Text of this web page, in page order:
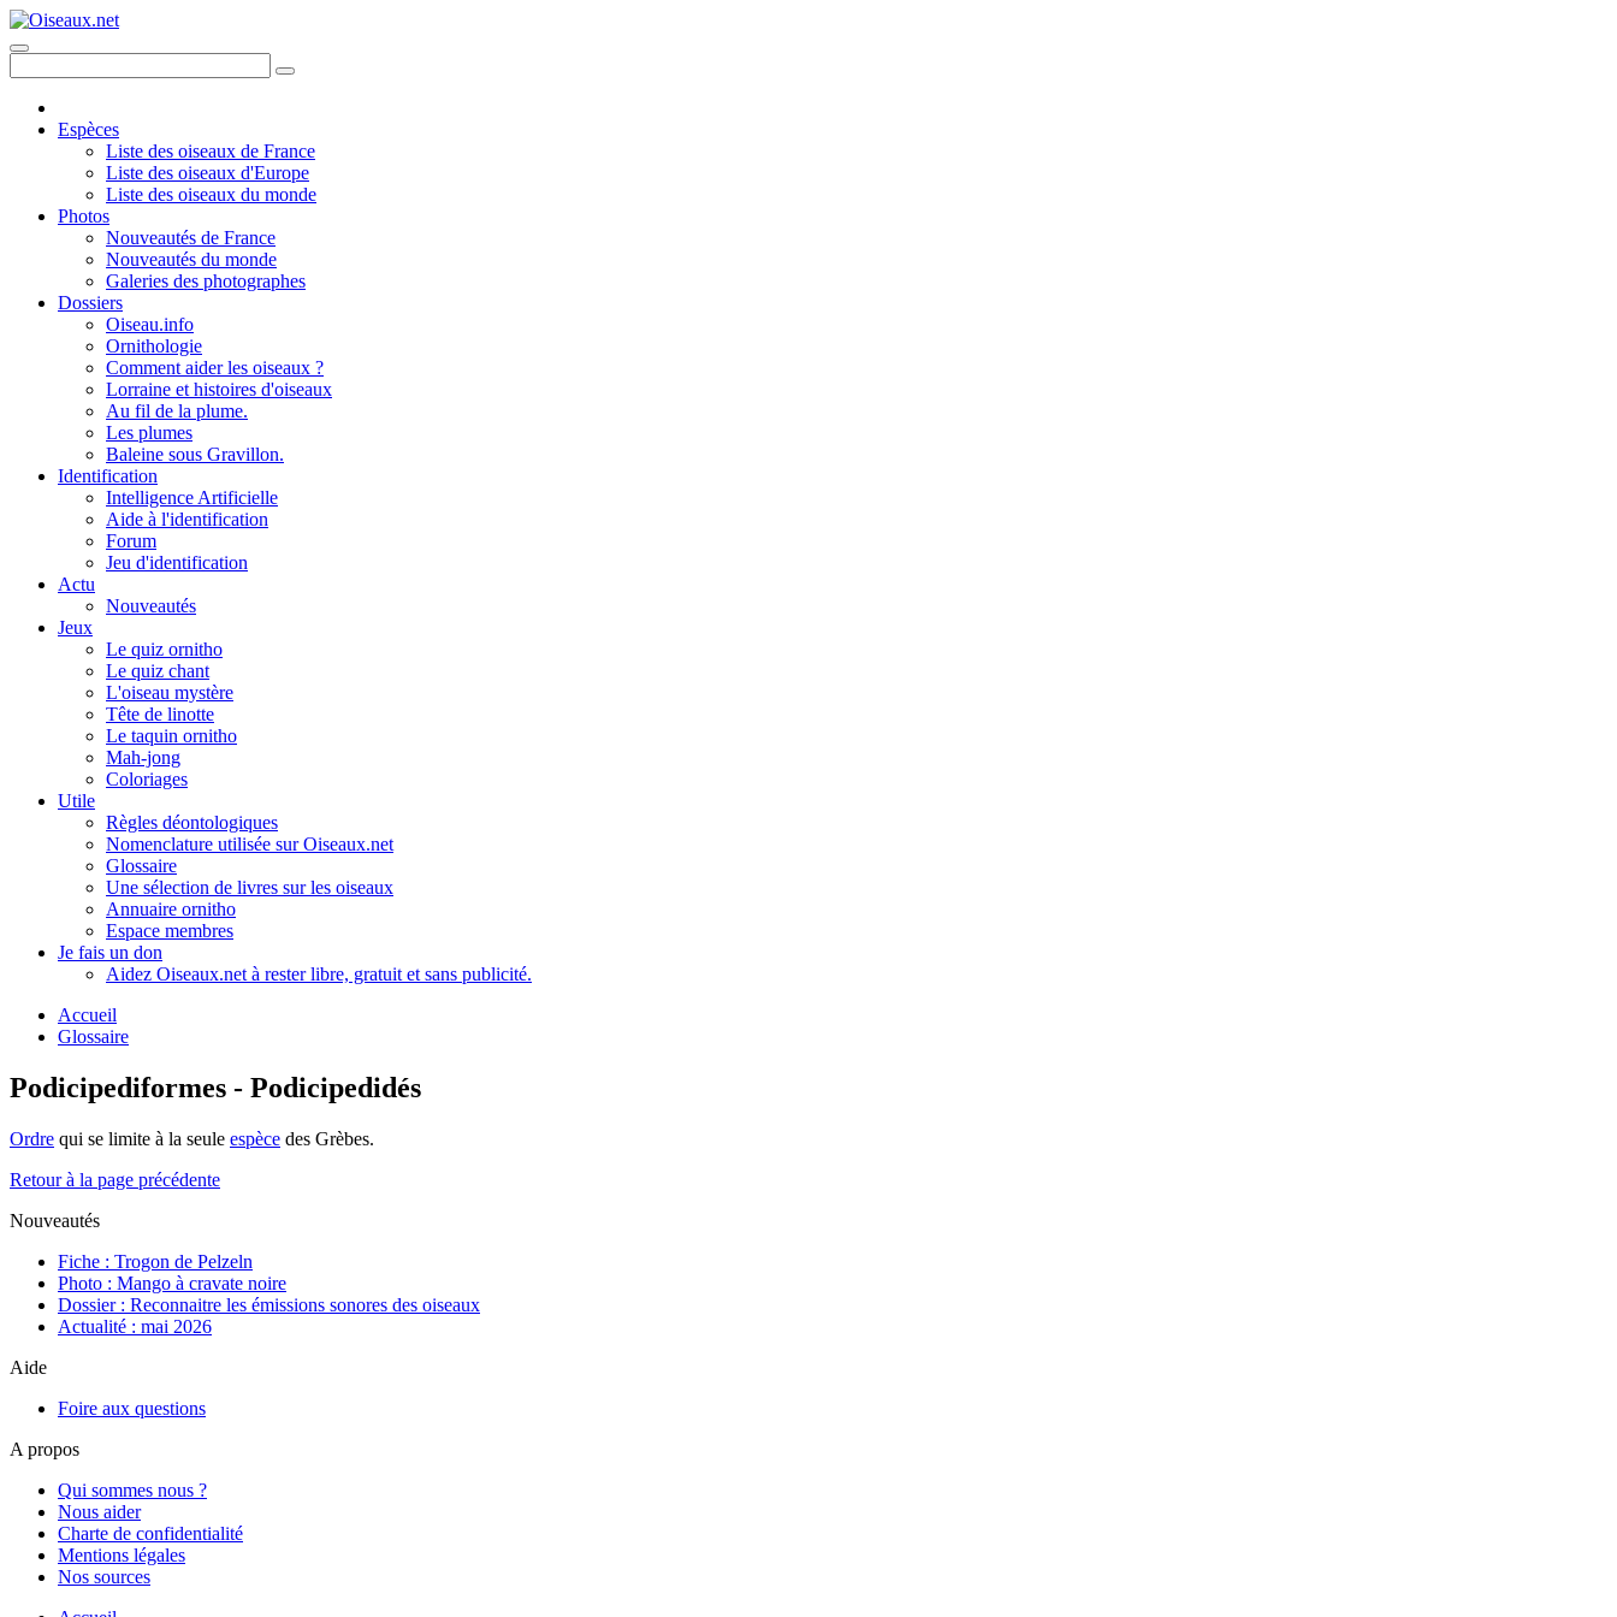
Espèces
Liste des oiseaux de France
Liste des oiseaux d'Europe
Liste des oiseaux du monde
Photos
Nouveautés de France
Nouveautés du monde
Galeries des photographes
Dossiers
Oiseau.info
Ornithologie
Comment aider les oiseaux ?
Lorraine et histoires d'oiseaux
Au fil de la plume.
Les plumes
Baleine sous Gravillon.
Identification
Intelligence Artificielle
Aide à l'identification
Forum
Jeu d'identification
Actu
Nouveautés
Jeux
Le quiz ornitho
Le quiz chant
L'oiseau mystère
Tête de linotte
Le taquin ornitho
Mah-jong
Coloriages
Utile
Règles déontologiques
Nomenclature utilisée sur Oiseaux.net
Glossaire
Une sélection de livres sur les oiseaux
Annuaire ornitho
Espace membres
Je fais un don
Aidez Oiseaux.net à rester libre, gratuit et sans publicité.
Accueil
Glossaire
Podicipediformes - Podicipedidés
Ordre qui se limite à la seule espèce des Grèbes.
Retour à la page précédente
Nouveautés
Fiche : Trogon de Pelzeln
Photo : Mango à cravate noire
Dossier : Reconnaitre les émissions sonores des oiseaux
Actualité : mai 2026
Aide
Foire aux questions
A propos
Qui sommes nous ?
Nous aider
Charte de confidentialité
Mentions légales
Nos sources